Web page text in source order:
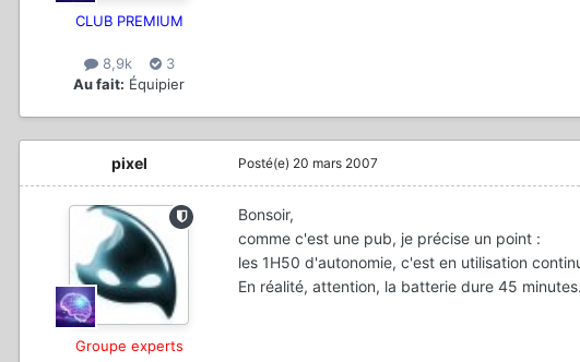
CLUB PREMIUM
8,9k
3
Au fait: Équipier
pixel
Groupe experts
Posté(e) 20 mars 2007
Bonsoir,
comme c'est une pub, je précise un point :
les 1H50 d'autonomie, c'est en utilisation
En réalité, attention, la batterie dure 45 minutes.